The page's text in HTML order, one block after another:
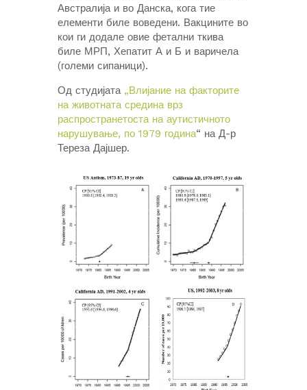
Австралија и во Данска, кога тие
елементи биле воведени. Вакцините во
кои ги додале овие фетални ткива
биле МРП, Хепатит А и Б и варичела
(големи сипаници).
Од студијата „Влијание на факторите
на животната средина врз
распространетоста на аутистичното
нарушување, по 1979 година“ на Д-р
Тереза Дајшер.